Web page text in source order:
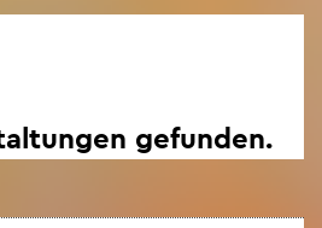
ge­fun­den.